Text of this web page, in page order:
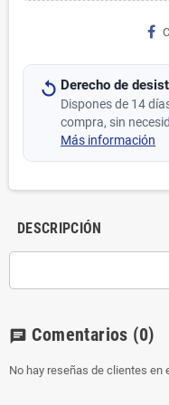
Derecho de
Dispones de 14
compra, sin
Más información
DESCRIPCIÓN
chat Comentarios (0)
No hay reseñas de clientes en